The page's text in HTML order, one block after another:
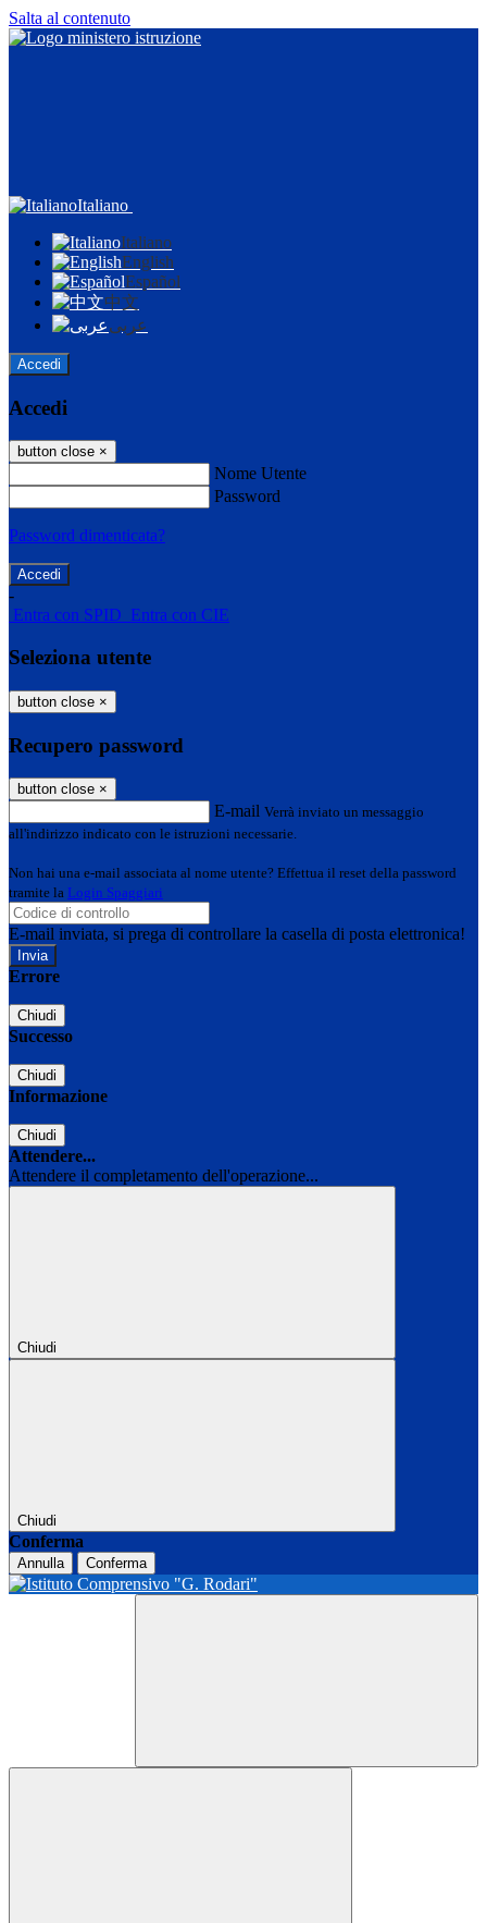
Salta al contenuto
Italiano
Italiano
English
Español
中文
عربى
Accedi
Accedi
button close ×
Nome Utente
Password
Password dimenticata?
-
Entra con SPID Entra con CIE
Seleziona utente
button close ×
Recupero password
button close ×
E-mail Verrà inviato un messaggio
all'indirizzo indicato con le istruzioni necessarie.
Non hai una e-mail associata al nome utente? Effettua il reset della password
tramite la Login Spaggiari
E-mail inviata, si prega di controllare la casella di posta elettronica!
Errore
Chiudi
Successo
Chiudi
Informazione
Chiudi
Attendere...
Attendere il completamento dell'operazione...
Chiudi
Chiudi
Conferma
Annulla Conferma